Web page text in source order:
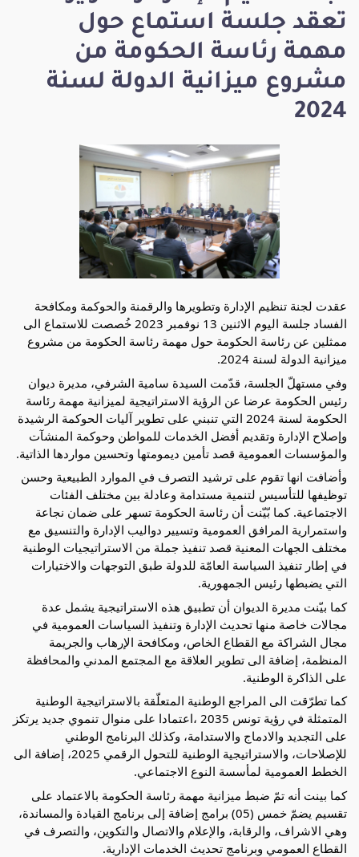
تعقد جلسة استماع حول
مهمة رئاسة الحكومة من
مشروع ميزانية الدولة لسنة
2024
عقدت لجنة تنظيم الإدارة وتطويرها والرقمنة والحوكمة ومكافحة
الفساد جلسة اليوم الاثنين 13 نوفمبر 2023 خُصصت للاستماع الى
ممثلين عن رئاسة الحكومة حول مهمة رئاسة الحكومة من مشروع
ميزانية الدولة لسنة 2024.
وفي مستهلّ الجلسة، قدّمت السيدة سامية الشرفي، مديرة ديوان
رئيس الحكومة عرضا عن الرؤية الاستراتيجية لميزانية مهمة رئاسة
الحكومة لسنة 2024 التي تنبني على تطوير آليات الحوكمة
الرشيدة
وإصلاح الإدارة وتقديم أفضل الخدمات للمواطن وحوكمة المنشآت
والمؤسسات العمومية قصد تأمين ديمومتها وتحسين مواردها الذاتية.
وأضافت انها تقوم على ترشيد التصرف في الموارد الطبيعية وحسن
توظيفها للتأسيس لتنمية مستدامة وعادلة بين مختلف الفئات
الاجتماعية. كما بّيّنت أن رئاسة الحكومة تسهر على ضمان نجاعة
واستمرارية المرافق العمومية وتسيير دواليب الإدارة والتنسيق مع
مختلف الجهات المعنية قصد تنفيذ جملة من الاستراتيجيات الوطنية
في إطار تنفيذ السياسة العامّة للدولة طبق التوجهات والاختيارات
التي يضبطها رئيس الجمهورية.
كما بيّنت مديرة الديوان أن تطبيق هذه الاستراتيجية يشمل عدة
مجالات خاصة منها تحديث الإدارة وتنفيذ السياسات العمومية في
مجال الشراكة مع القطاع الخاص، ومكافحة الإرهاب والجريمة
المنظمة، إضافة الى تطوير العلاقة مع المجتمع المدني والمحافظة
على الذاكرة الوطنية.
كما تطرّقت الى المراجع الوطنية المتعلّقة بالاستراتيجية الوطنية
المتمثلة في رؤية تونس 2035 ،اعتمادا على منوال تنموي جديد يرتكز
على التجديد والادماج والاستدامة، وكذلك البرنامج الوطني
للإصلاحات، والاستراتيجية الوطنية للتحول الرقمي 2025، إضافة الى
الخطط العمومية لمأسسة النوع الاجتماعي.
كما بينت أنه تمّ ضبط ميزانية مهمة رئاسة الحكومة بالاعتماد على
تقسيم يضمّ خمس (05) برامج إضافة إلى برنامج القيادة والمساندة،
وهي الاشراف، والرقابة، والإعلام والاتصال والتكوين، والتصرف في
القطاع العمومي وبرنامج تحديث الخدمات الإدارية.